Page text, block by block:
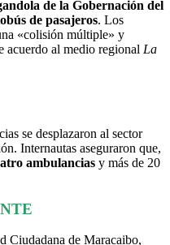
de la Gobernación del
de pasajeros. Los
«colisión múltiple» y
acuerdo al medio regional La
se desplazaron al sector
Internautas aseguraron que,
ambulancias y más de 20
Ciudadana de Maracaibo,